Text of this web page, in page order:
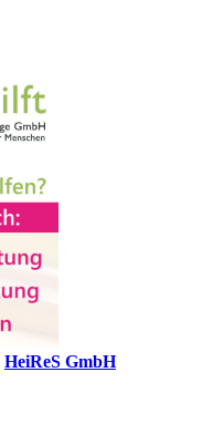
HeiReS GmbH